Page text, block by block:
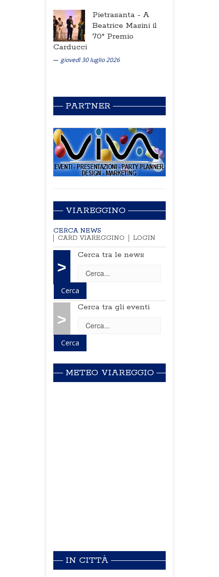
Pietrasanta - A
Beatrice Masini il
70° Premio
Carducci
giovedì 30 luglio 2026
PARTNER
VIAREGGINO
CERCA NEWS
CARD VIAREGGINO
LOGIN
>
Cerca tra le news
>
Cerca tra gli eventi
METEO VIAREGGIO
IN CITTÀ